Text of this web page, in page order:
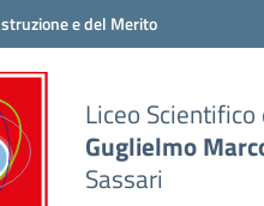
e del Merito
Liceo
Guglielmo
Sassari